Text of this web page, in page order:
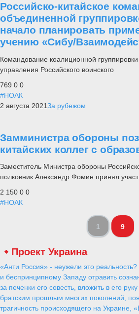
Российско-китайское
объединенной
начало планировать
учению «Сибу/
Командование коалиционной
управления Российского воинского
769 0 0
#НОАК
2 августа 2021За рубежом
Замминистра обороны
китайских коллег с
Заместитель Министра обороны
полковник Александр Фомин принял
2 150 0 0
#НОАК
1 9
Проект Украина
«Анти Россия» - неужели это
и беспринципному Западу отравить
за печенки его совесть, вложить в его
братским прошлым многих поколений,
трагичность происходящего на Украине,